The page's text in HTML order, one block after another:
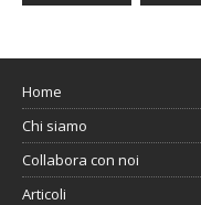
Home
Chi siamo
Collabora con noi
Articoli